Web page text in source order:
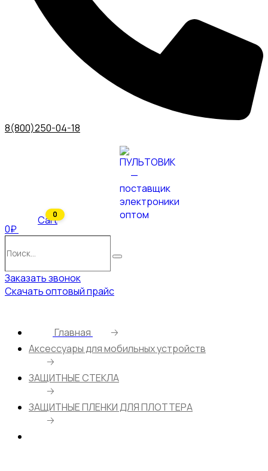
8(800)250-04-18
0₽
0
Cart
Поиск
Заказать звонок
Скачать оптовый прайс
Главная
🡢
Аксессуары для мобильных устройств
🡢
ЗАЩИТНЫЕ СТЕКЛА
🡢
ЗАЩИТНЫЕ ПЛЕНКИ ДЛЯ ПЛОТТЕРА
🡢